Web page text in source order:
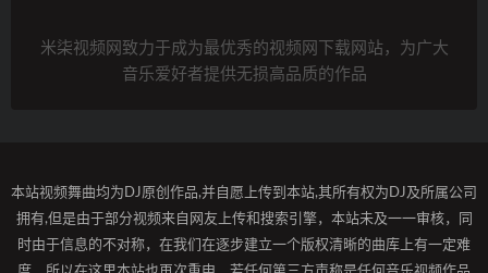
米柒视频网致力于成为最优秀的视频网下载网站，为广大
音乐爱好者提供无损高品质的作品
本站视频舞曲均为DJ原创作品,并自愿上传到本站,其所有权为DJ及所属公司
拥有,但是由于部分视频来自网友上传和搜索引擎，本站未及一一审核，同
时由于信息的不对称，在我们在逐步建立一个版权清晰的曲库上有一定难